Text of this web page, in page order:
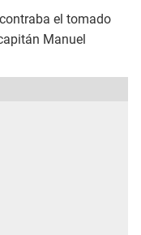
el tomado
Manuel